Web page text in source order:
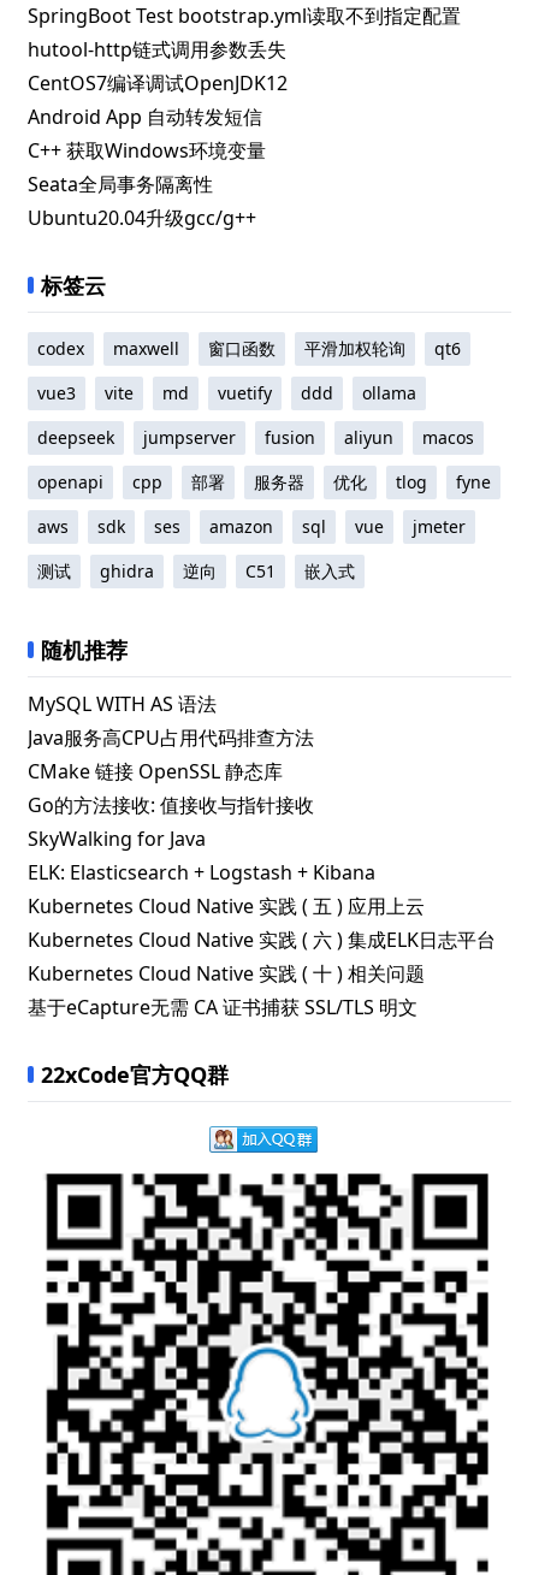
SpringBoot Test bootstrap.yml读取不到指定配置
hutool-http链式调用参数丢失
CentOS7编译调试OpenJDK12
Android App 自动转发短信
C++ 获取Windows环境变量
Seata全局事务隔离性
Ubuntu20.04升级gcc/g++
标签云
codex maxwell 窗口函数 平滑加权轮询
qt6
vue3
vite md vuetify ddd
ollama
deepseek
jumpserver fusion aliyun
macos
openapi
cpp 部署 服务器 优化 tlog
fyne
aws
sdk ses amazon sql vue
jmeter
测试
ghidra 逆向 C51 嵌入式
随机推荐
MySQL WITH AS 语法
Java服务高CPU占用代码排查方法
CMake 链接 OpenSSL 静态库
Go的方法接收: 值接收与指针接收
SkyWalking for Java
ELK: Elasticsearch + Logstash + Kibana
Kubernetes Cloud Native 实践 ( 五 ) 应用上云
Kubernetes Cloud Native 实践 ( 六 ) 集成ELK日志平台
Kubernetes Cloud Native 实践 ( 十 ) 相关问题
基于eCapture无需 CA 证书捕获 SSL/TLS 明文
22xCode官方QQ群